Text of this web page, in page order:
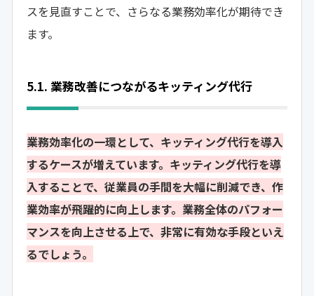
スを見直すことで、さらなる業務効率化が期待でき
ます。
5.1. 業務改善につながるキッティング代行
業務効率化の一環として、キッティング代行を導入
するケースが増えています。キッティング代行を導
入することで、従業員の手間を大幅に削減でき、作
業効率が飛躍的に向上します。業務全体のパフォー
マンスを向上させる上で、非常に有効な手段といえ
るでしょう。